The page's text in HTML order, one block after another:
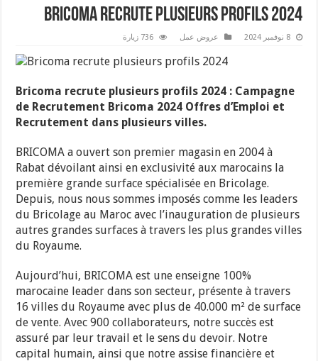
Bricoma recrute plusieurs profils 2024
8 نوفمبر 2024 عروض عمل 736 زيارة
Bricoma recrute plusieurs profils 2024 : Campagne
de Recrutement Bricoma 2024 Offres d’Emploi et
Recrutement dans plusieurs villes.
BRICOMA a ouvert son premier magasin en 2004 à
Rabat dévoilant ainsi en exclusivité aux marocains la
première grande surface spécialisée en Bricolage.
Depuis, nous nous sommes imposés comme les leaders
du Bricolage au Maroc avec l’inauguration de plusieurs
autres grandes surfaces à travers les plus grandes villes
du Royaume.
Aujourd’hui, BRICOMA est une enseigne 100%
marocaine leader dans son secteur, présente à travers
16 villes du Royaume avec plus de 40.000 m² de surface
de vente. Avec 900 collaborateurs, notre succès est
assuré par leur travail et le sens du devoir. Notre
capital humain, ainsi que notre assise financière et